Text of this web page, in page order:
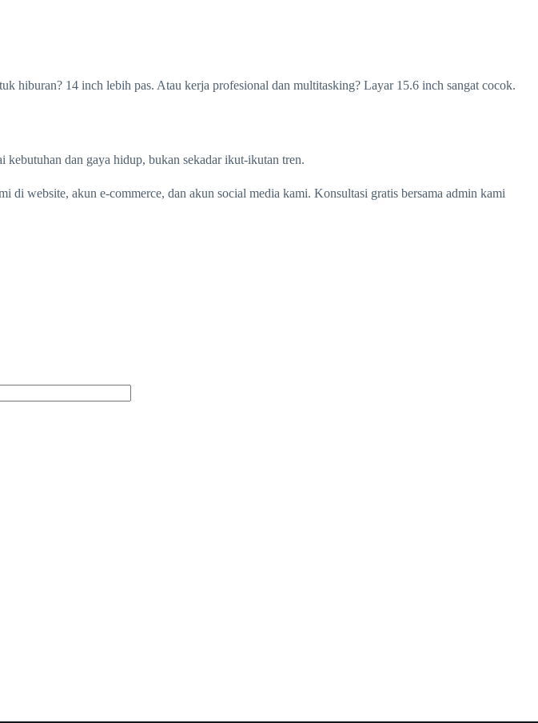
14 inch lebih pas. Atau kerja profesional dan multitasking? Layar 15.6 inch sangat cocok.
dan gaya hidup, bukan sekadar ikut-ikutan tren.
website, akun e-commerce, dan akun social media kami. Konsultasi gratis bersama admin kami